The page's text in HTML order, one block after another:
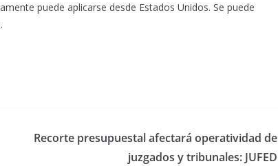
puede aplicarse desde Estados Unidos. Se puede
Recorte presupuestal afectará operatividad de
juzgados y tribunales: JUFED